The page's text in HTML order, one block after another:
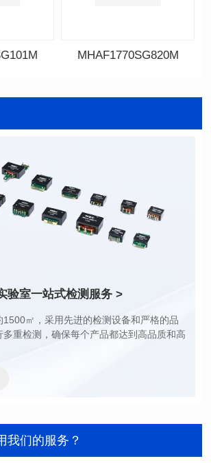
98
电感值(μH): 82.0±20%
最大直流电阻(mΩ): 92
饱和电流(A): 7
温升电流(A): 7
MHAF1770SG820M
验室一站式检测服务 >
我们的服务？